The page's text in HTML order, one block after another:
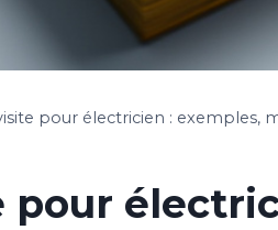
pour électricien : exemples,
pour